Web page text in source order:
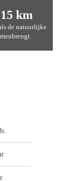
km
de natuurlijke